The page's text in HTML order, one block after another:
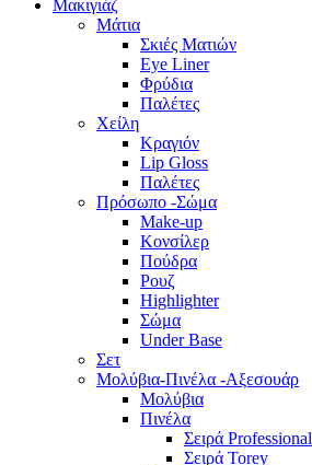
Μακιγιάζ
Μάτια
Σκιές Ματιών
Eye Liner
Φρύδια
Παλέτες
Χείλη
Κραγιόν
Lip Gloss
Παλέτες
Πρόσωπο -Σώμα
Make-up
Κονσίλερ
Πούδρα
Ρουζ
Highlighter
Σώμα
Under Base
Σετ
Μολύβια-Πινέλα -Αξεσουάρ
Μολύβια
Πινέλα
Σειρά Professional
Σειρά Torey